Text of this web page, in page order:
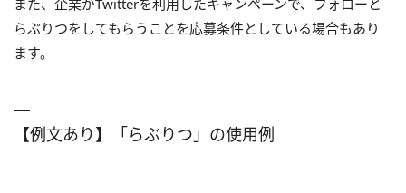
らぶりつをしてもらうことを応募条件としている場合もあり
ます。
【例文あり】「らぶりつ」の使用例